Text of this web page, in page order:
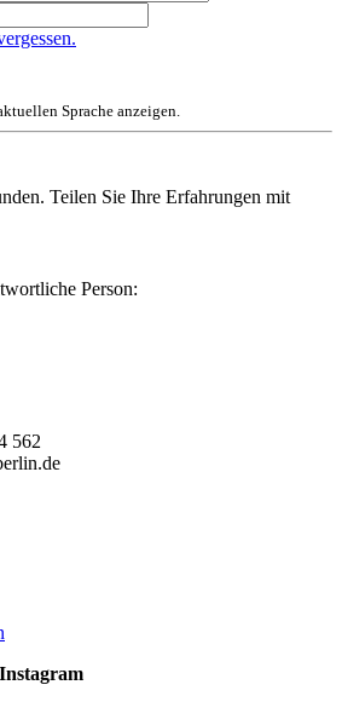
Sprache anzeigen.
Teilen Sie Ihre Erfahrungen mit
Person:
562